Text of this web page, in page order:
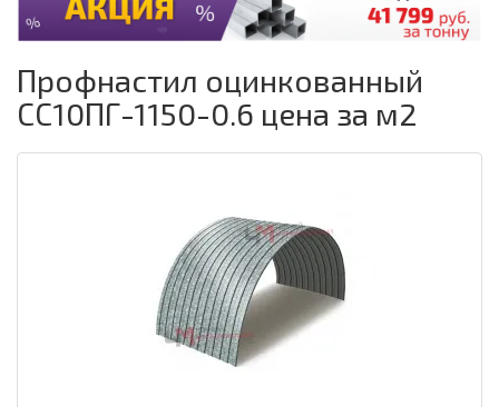
Профнастил оцинкованный
СС10ПГ-1150-0.6 цена за м2